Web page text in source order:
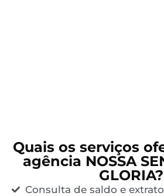
Quais os serviços
agência NOSSA
GLORIA?
Consulta de saldo e extrato